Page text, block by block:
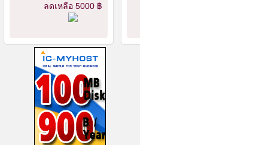
ลดเหลือ 5000 ฿